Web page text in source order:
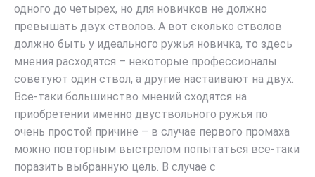
одного до четырех, но для новичков не должно
превышать двух стволов. А вот сколько стволов
должно быть у идеального ружья новичка, то здесь
мнения расходятся – некоторые профессионалы
советуют один ствол, а другие настаивают на двух.
Все-таки большинство мнений сходятся на
приобретении именно двуствольного ружья по
очень простой причине – в случае первого промаха
можно повторным выстрелом попытаться все-таки
поразить выбранную цель. В случае с